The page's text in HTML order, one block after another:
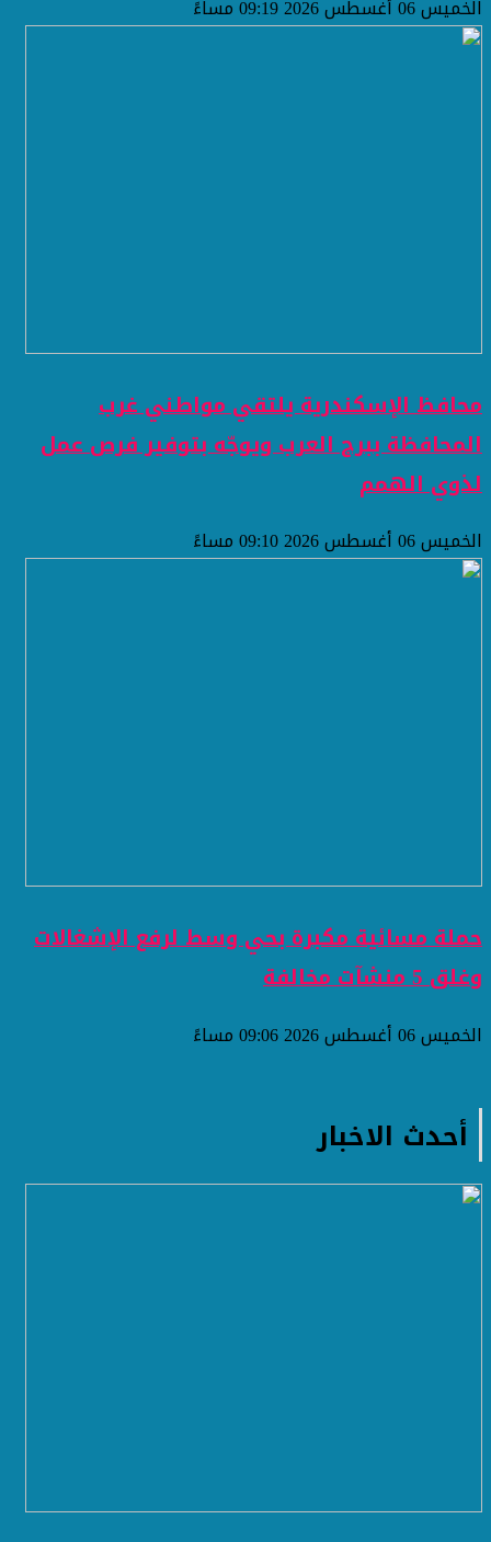
الخميس 06 أغسطس 2026 09:19 مساءً
محافظ الإسكندرية يلتقي مواطني غرب
المحافظة ببرج العرب ويوجّه بتوفير فرص عمل
لذوي الهمم
الخميس 06 أغسطس 2026 09:10 مساءً
حملة مسائية مكبرة بحي وسط لرفع الإشغالات
وغلق 5 منشآت مخالفة
الخميس 06 أغسطس 2026 09:06 مساءً
أحدث الاخبار